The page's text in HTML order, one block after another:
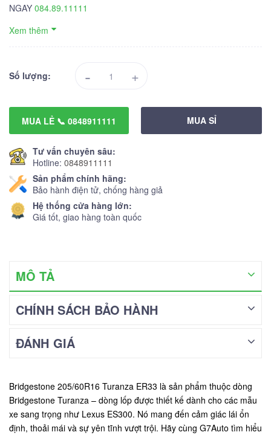
NGAY 084.89.11111
Xem thêm
Số lượng: - +
MUA LẺ 📞 0848911111 MUA SỈ
Tư vấn chuyên sâu:
Hotline: 0848911111
Sản phẩm chính hãng:
Bảo hành điện tử, chống hàng giả
Hệ thống cửa hàng lớn:
Giá tốt, giao hàng toàn quốc
MÔ TẢ
CHÍNH SÁCH BẢO HÀNH
ĐÁNH GIÁ
Bridgestone 205/60R16 Turanza ER33 là sản phẩm thuộc dòng
Bridgestone Turanza – dòng lốp được thiết kế dành cho các mẫu
xe sang trọng như Lexus ES300. Nó mang đến cảm giác lái ổn
định, thoải mái và sự yên tĩnh vượt trội. Hãy cùng G7Auto tìm hiểu